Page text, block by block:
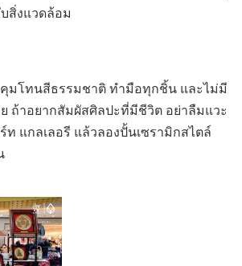
สิ่งแวดล้อม
คุมโทนสีธรรมชาติ ทำมือทุกชิ้น และไม่มี
ถ้าอยากสัมผัสศิลปะที่มีชีวิต อย่าลืมแวะ
ท แกลเลอรี แล้วลองปั้นเซรามิกสไตล์